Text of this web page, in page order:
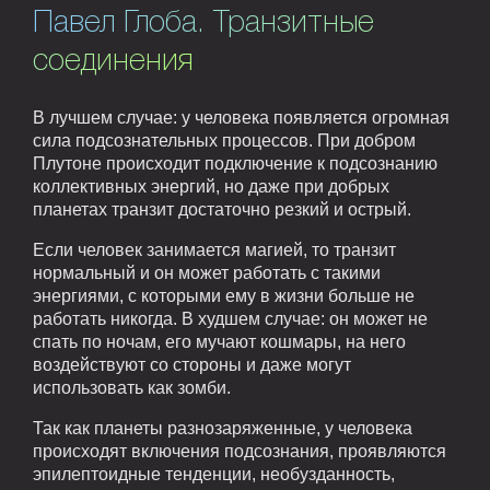
Павел Глоба. Транзитные
соединения
В лучшем случае: у человека появляется огромная
сила подсознательных процессов. При добром
Плутоне происходит подключение к подсознанию
коллективных энергий, но даже при добрых
планетах транзит достаточно резкий и острый.
Если человек занимается магией, то транзит
нормальный и он может работать с такими
энергиями, с которыми ему в жизни больше не
работать никогда. В худшем случае: он может не
спать по ночам, его мучают кошмары, на него
воздействуют со стороны и даже могут
использовать как зомби.
Так как планеты разнозаряженные, у человека
происходят включения подсознания, проявляются
эпилептоидные тенденции, необузданность,